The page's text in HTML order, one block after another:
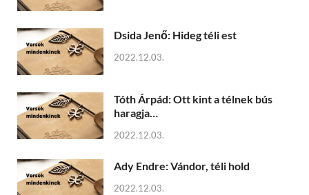
Dsida Jenő: Hideg téli est
2022.12.03.
Tóth Árpád: Ott kint a télnek bús
haragja…
2022.12.03.
Ady Endre: Vándor, téli hold
2022.12.03.